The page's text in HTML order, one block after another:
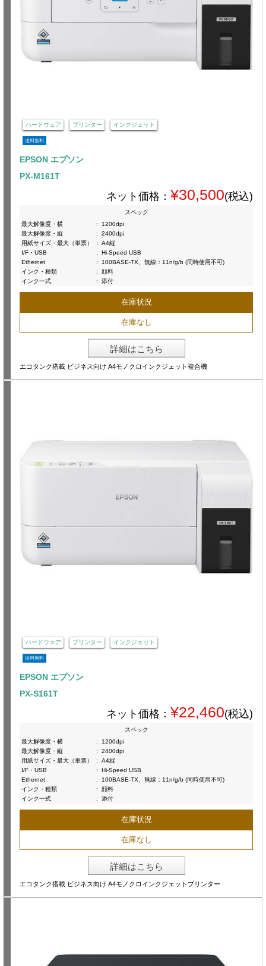
ハードウェア プリンター インクジェット
送料無料
EPSON エプソン
PX-M161T
ネット価格： ¥30,500(税込)
スペック
最大解像度・横
:
1200dpi
最大解像度・縦
:
2400dpi
用紙サイズ・最大（単票）
:
A4縦
I/F・USB
:
Hi-Speed USB
Ethernet
:
100BASE-TX、無線：11n/g/b (同時使用不可)
インク・種類
:
顔料
インク一式
: 添付
在庫状況
在庫なし
詳細はこちら
エコタンク搭載 ビジネス向け A4モノクロインクジェット複合機
ハードウェア プリンター インクジェット
送料無料
EPSON エプソン
PX-S161T
ネット価格： ¥22,460(税込)
スペック
最大解像度・横
:
1200dpi
最大解像度・縦
:
2400dpi
用紙サイズ・最大（単票）
:
A4縦
I/F・USB
:
Hi-Speed USB
Ethernet
:
100BASE-TX、無線：11n/g/b (同時使用不可)
インク・種類
:
顔料
インク一式
: 添付
在庫状況
在庫なし
詳細はこちら
エコタンク搭載 ビジネス向け A4モノクロインクジェットプリンター